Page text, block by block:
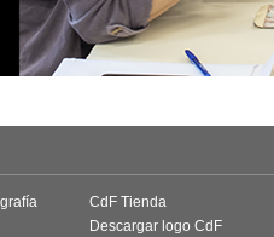
CdF Tienda
Descargar logo CdF